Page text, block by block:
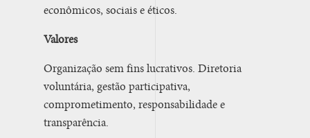
econômicos, sociais e éticos.
Valores
Organização sem fins lucrativos. Diretoria
voluntária, gestão participativa,
comprometimento, responsabilidade e
transparência.